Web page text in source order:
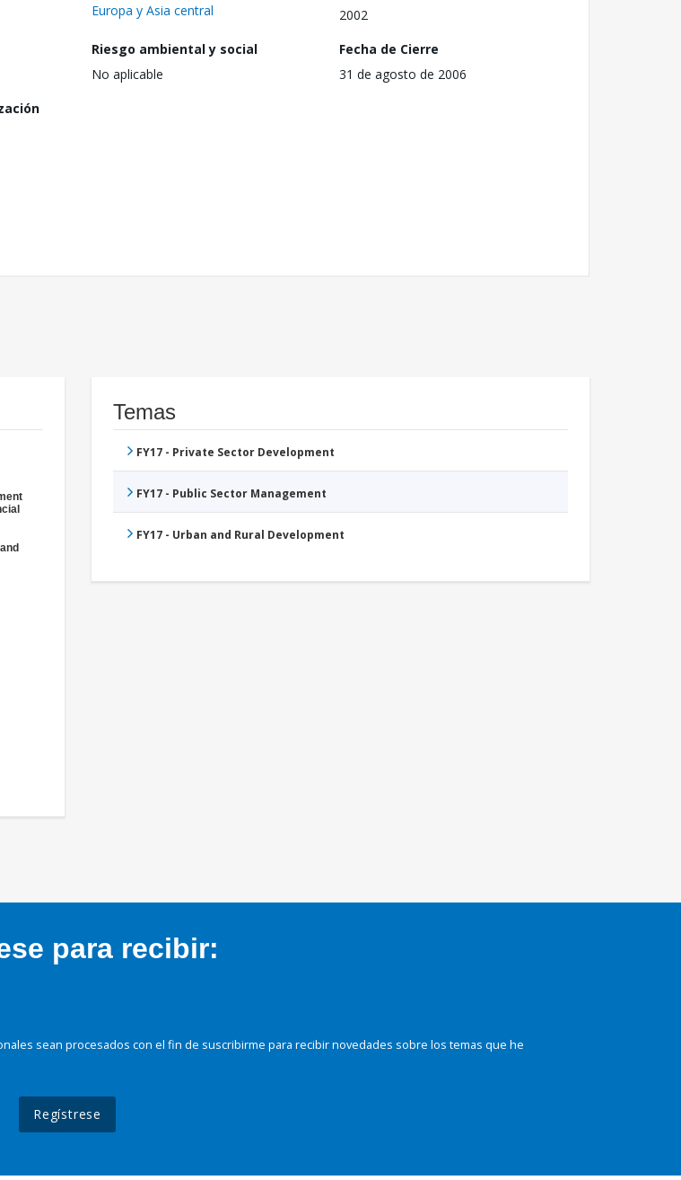
Europa y Asia central
2002
Riesgo ambiental y social
No aplicable
Fecha de Cierre
31 de agosto de 2006
Temas
FY17 - Private Sector Development
FY17 - Public Sector Management
FY17 - Urban and Rural Development
para recibir:
sean procesados con el fin de suscribirme para recibir novedades sobre los temas que he
Regístrese